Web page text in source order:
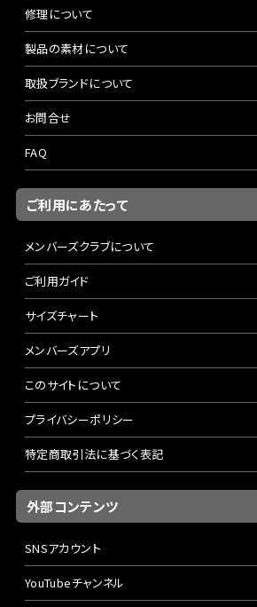
修理について
製品の素材について
取扱ブランドについて
お問合せ
FAQ
ご利用にあたって
メンバーズクラブについて
ご利用ガイド
サイズチャート
メンバーズアプリ
このサイトについて
プライバシーポリシー
特定商取引法に基づく表記
外部コンテンツ
SNSアカウント
YouTubeチャンネル